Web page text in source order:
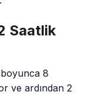
Saatlik
8
ve ardından 2